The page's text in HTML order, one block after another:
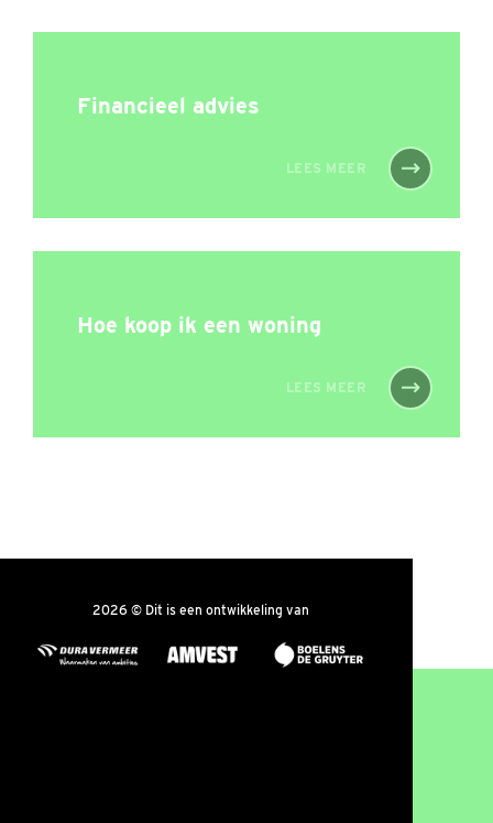
Financieel advies
LEES MEER
Hoe koop ik een woning
LEES MEER
2026 © Dit is een ontwikkeling van